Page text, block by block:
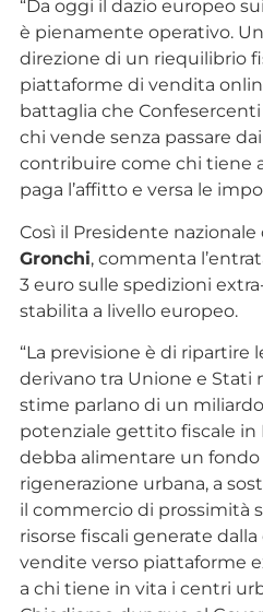
“Da oggi il dazio europeo
è pienamente operativo.
direzione di un riequilibrio
piattaforme di vendita
battaglia che
chi vende senza passare
contribuire come chi tiene
paga l’affitto e versa le
Così il Presidente
Gronchi, commenta
3 euro sulle spedizioni
stabilita a livello europeo.
“La previsione è di ripartire
derivano tra Unione e Stati
stime parlano di un
potenziale gettito fiscale in
debba alimentare un fondo
rigenerazione urbana, a
il commercio di prossimità
risorse fiscali generate
vendite verso piattaforme
a chi tiene in vita i centri